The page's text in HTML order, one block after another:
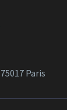
Paris